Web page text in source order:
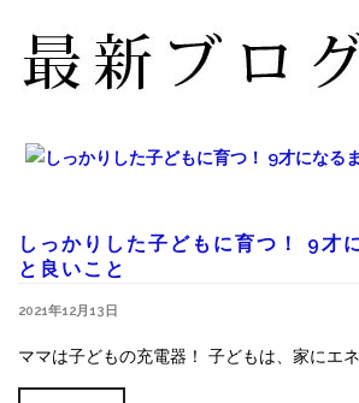
しっかりした子どもに育つ！ 9才
と良いこと
2021年12月13日
ママは子どもの充電器！ 子どもは、家にエ